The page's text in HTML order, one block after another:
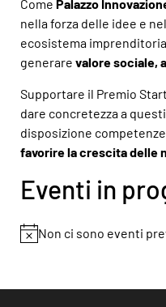
Come Palazzo
nella forza delle idee e
ecosistema
generare valore sociale,
Supportare il Premio
dare concretezza a
disposizione
favorire la crescita delle
Eventi in
Notice
Non ci sono eventi